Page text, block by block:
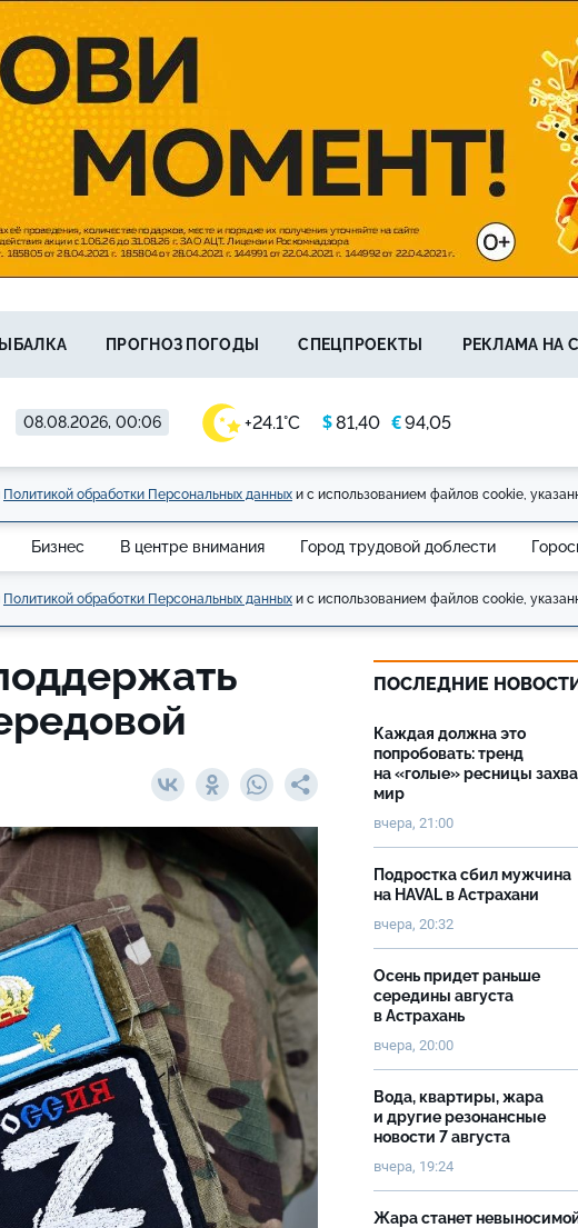
08.08.2026, 00:06 +24.1°C $81,40 €94,05
ПРОГНОЗ ПОГОДЫ СПЕЦПРОЕКТЫ РЕКЛАМА НА
Политикой обработки Персональных данных и с использованием файлов cookie,
Бизнес В центре внимания Город трудовой доблести
Политикой обработки Персональных данных и с использованием файлов cookie,
ПОСЛЕДНИЕ
Каждая должна это
попробовать: тренд
на «голые» ресницы
мир
вчера, 21:00
Подростка сбил мужчина
на HAVAL в Астрахани
вчера, 20:32
Осень придет раньше
середины августа
в Астрахань
вчера, 20:00
Вода, квартиры, жара
и другие резонансные
новости 7 августа
вчера, 19:24
Жара станет